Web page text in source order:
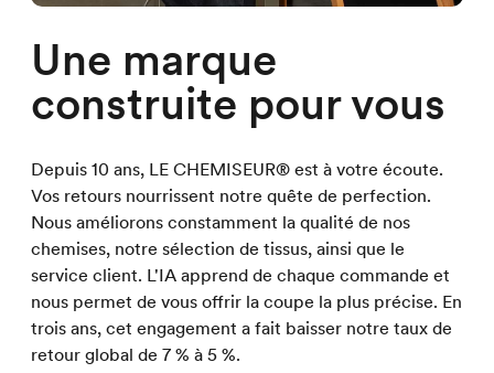
Une marque
construite pour vous
Depuis 10 ans, LE CHEMISEUR® est à votre écoute.
Vos retours nourrissent notre quête de perfection.
Nous améliorons constamment la qualité de nos
chemises, notre sélection de tissus, ainsi que le
service client. L'IA apprend de chaque commande et
nous permet de vous offrir la coupe la plus précise. En
trois ans, cet engagement a fait baisser notre taux de
retour global de 7 % à 5 %.